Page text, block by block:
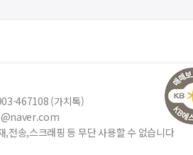
467108 (가치톡)
전송,스크래핑 등 무단 사용할 수 없습니다